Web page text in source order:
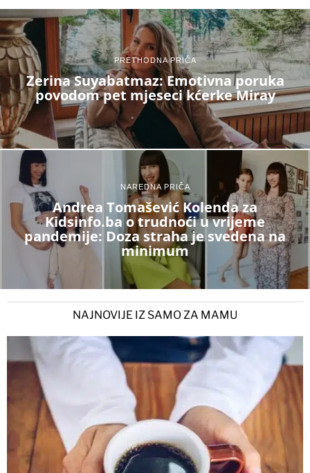
PRETHODNA PRIČA
Zerina Suyabatmaz: Emotivna poruka
povodom pet mjeseci kćerke Miray
NAREDNA PRIČA
Andrea Tomašević Kolenda za
Kidsinfo.ba o trudnoći u vrijeme
pandemije: Doza straha je svedena na
minimum
NAJNOVIJE IZ SAMO ZA MAMU